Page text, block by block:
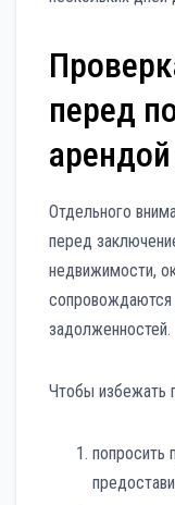
перед
Отдельного
перед
недвижимости,
задолженностей.
Чтобы избежать
попросить